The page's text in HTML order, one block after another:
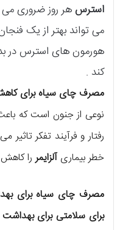
استرس هر روز ضروری
می تواند بهتر از یک
هورمون های استرس در
کند .
مصرف چای سیاه برای کاهش
نوعی از جنون است که
رفتار و فرآیند تفکر
خطر بیماریآلزایمررا
مصرف چای سیاه برای
برای سلامتی برای